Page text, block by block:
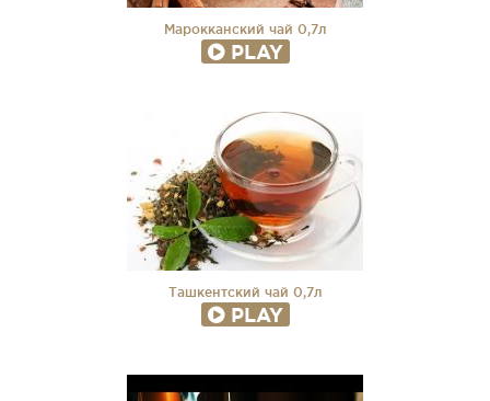
Марокканский чай 0,7л
PLAY
Ташкентский чай 0,7л
PLAY